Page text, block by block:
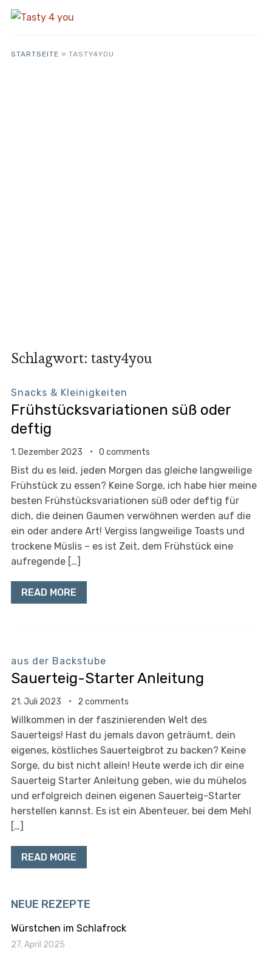
STARTSEITE » TASTY4YOU
Schlagwort: tasty4you
Snacks & Kleinigkeiten
Frühstücksvariationen süß oder
deftig
1. Dezember 2023 0 comments
Bist du es leid, jeden Morgen das gleiche langweilige
Frühstück zu essen? Keine Sorge, ich habe hier meine
besten Frühstücksvariationen süß oder deftig für
dich, die deinen Gaumen verwöhnen werden auf die
ein oder andere Art! Vergiss langweilige Toasts und
trockene Müslis – es ist Zeit, dem Frühstück eine
aufregende […]
READ MORE
aus der Backstube
Sauerteig-Starter Anleitung
21. Juli 2023 2 comments
Willkommen in der faszinierenden Welt des
Sauerteigs! Hast du jemals davon geträumt, dein
eigenes, köstliches Sauerteigbrot zu backen? Keine
Sorge, du bist nicht allein! Heute werde ich dir eine
Sauerteig Starter Anleitung geben, wie du mühelos
und erfolgreich deinen eigenen Sauerteig-Starter
herstellen kannst. Es ist ein Abenteuer, bei dem Mehl
[…]
READ MORE
NEUE REZEPTE
Würstchen im Schlafrock
27. April 2025